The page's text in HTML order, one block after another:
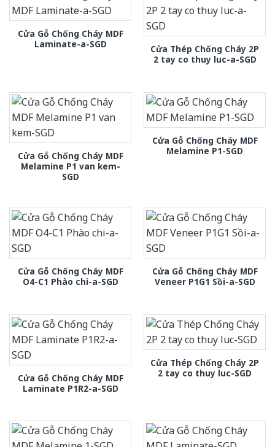
Cửa Gỗ Chống Cháy MDF
Laminate-a-SGD
Cửa Thép Chống Cháy 2P
2 tay co thuy luc-a-SGD
Cửa Gỗ Chống Cháy MDF
Melamine P1 van kem-
SGD
Cửa Gỗ Chống Cháy MDF
Melamine P1-SGD
Cửa Gỗ Chống Cháy MDF
O4-C1 Phào chi-a-SGD
Cửa Gỗ Chống Cháy MDF
Veneer P1G1 Sồi-a-SGD
Cửa Gỗ Chống Cháy MDF
Laminate P1R2-a-SGD
Cửa Thép Chống Cháy 2P
2 tay co thuy luc-SGD